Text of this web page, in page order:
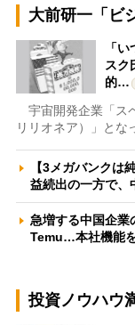
大前研一「ビ
「
スク
的…
宇宙開発企業「ス
リリオネア）」と
【3メガバンクは
益続出の一方で
急増する中国企
Temu…本社機能
投資ノウハウ